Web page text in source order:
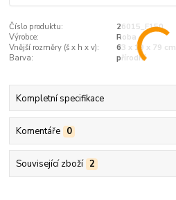
Číslo produktu:
26015_F150
Výrobce:
Roba
Vnější rozměry (š x h x v):
63 x 19 x 79 cm
Barva:
přírodní
Kompletní specifikace
Komentáře 0
Související zboží 2